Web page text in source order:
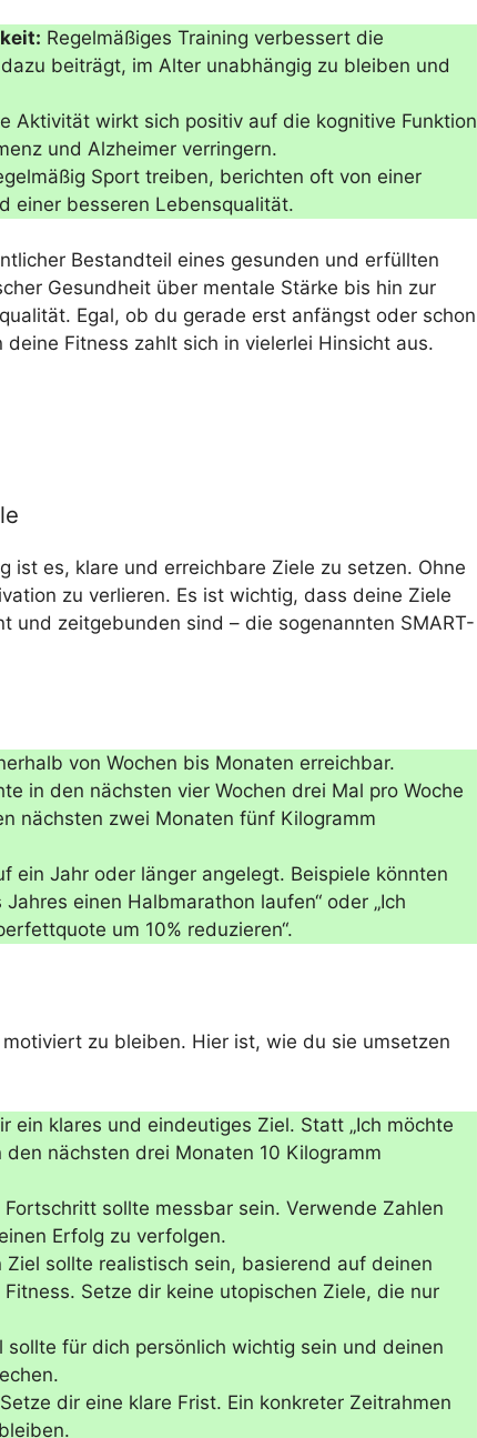
Regelmäßiges Training verbessert die
beiträgt, im Alter unabhängig zu bleiben und
Aktivität wirkt sich positiv auf die kognitive Funktion
und Alzheimer verringern.
Sport treiben, berichten oft von einer
einer besseren Lebensqualität.
Bestandteil eines gesunden und erfüllten
Gesundheit über mentale Stärke bis hin zur
Egal, ob du gerade erst anfängst oder schon
Fitness zahlt sich in vielerlei Hinsicht aus.
ist es, klare und erreichbare Ziele zu setzen. Ohne
zu verlieren. Es ist wichtig, dass deine Ziele
und zeitgebunden sind – die sogenannten SMART-
von Wochen bis Monaten erreichbar.
in den nächsten vier Wochen drei Mal pro Woche
nächsten zwei Monaten fünf Kilogramm
ein Jahr oder länger angelegt. Beispiele könnten
einen Halbmarathon laufen“ oder „Ich
um 10% reduzieren“.
zu bleiben. Hier ist, wie du sie umsetzen
ein klares und eindeutiges Ziel. Statt „Ich möchte
den nächsten drei Monaten 10 Kilogramm
Fortschritt sollte messbar sein. Verwende Zahlen
Erfolg zu verfolgen.
Ziel sollte realistisch sein, basierend auf deinen
Setze dir keine utopischen Ziele, die nur
sollte für dich persönlich wichtig sein und deinen
dir eine klare Frist. Ein konkreter Zeitrahmen